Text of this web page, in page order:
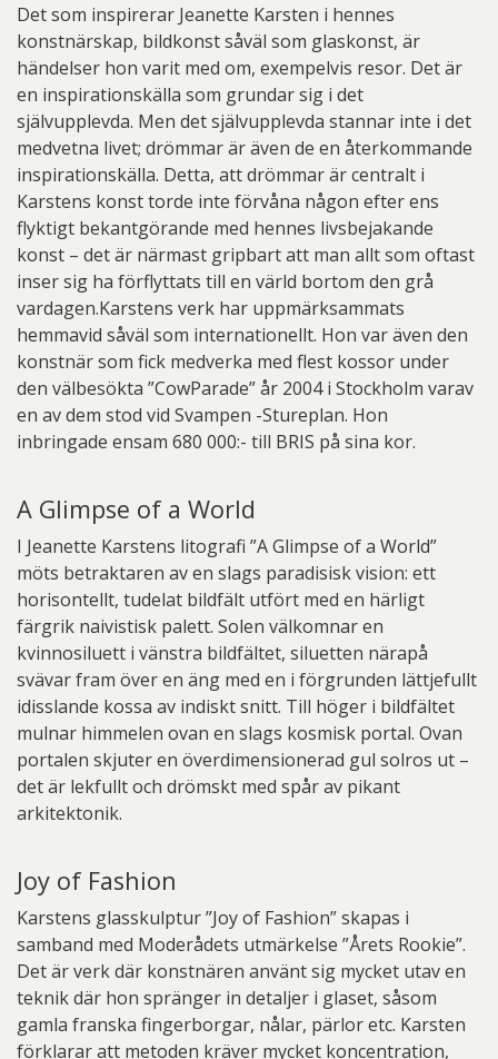
Det som inspirerar Jeanette Karsten i hennes
konstnärskap, bildkonst såväl som glaskonst, är
händelser hon varit med om, exempelvis resor. Det är
en inspirationskälla som grundar sig i det
självupplevda. Men det självupplevda stannar inte i det
medvetna livet; drömmar är även de en återkommande
inspirationskälla. Detta, att drömmar är centralt i
Karstens konst torde inte förvåna någon efter ens
flyktigt bekantgörande med hennes livsbejakande
konst – det är närmast gripbart att man allt som oftast
inser sig ha förflyttats till en värld bortom den grå
vardagen.Karstens verk har uppmärksammats
hemmavid såväl som internationellt. Hon var även den
konstnär som fick medverka med flest kossor under
den välbesökta ”CowParade” år 2004 i Stockholm varav
en av dem stod vid Svampen -Stureplan. Hon
inbringade ensam 680 000:- till BRIS på sina kor.
A Glimpse of a World
I Jeanette Karstens litografi ”A Glimpse of a World”
möts betraktaren av en slags paradisisk vision: ett
horisontellt, tudelat bildfält utfört med en härligt
färgrik naivistisk palett. Solen välkomnar en
kvinnosiluett i vänstra bildfältet, siluetten närapå
svävar fram över en äng med en i förgrunden lättjefullt
idisslande kossa av indiskt snitt. Till höger i bildfältet
mulnar himmelen ovan en slags kosmisk portal. Ovan
portalen skjuter en överdimensionerad gul solros ut –
det är lekfullt och drömskt med spår av pikant
arkitektonik.
Joy of Fashion
Karstens glasskulptur ”Joy of Fashion” skapas i
samband med Moderådets utmärkelse ”Årets Rookie”.
Det är verk där konstnären använt sig mycket utav en
teknik där hon spränger in detaljer i glaset, såsom
gamla franska fingerborgar, nålar, pärlor etc. Karsten
förklarar att metoden kräver mycket koncentration,